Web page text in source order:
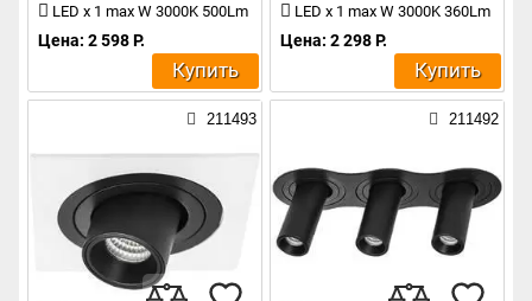
LED x 1 max W 3000K 500Lm
Цена: 2 598 Р.
Купить
LED x 1 max W 3000K 360Lm
Цена: 2 298 Р.
Купить
211493 211492